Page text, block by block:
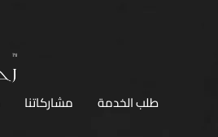
طلب الخدمة مشاركاتنا